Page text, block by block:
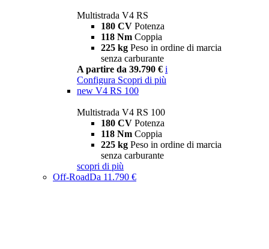
Multistrada V4 RS
180 CV Potenza
118 Nm Coppia
225 kg Peso in ordine di marcia
senza carburante
A partire da 39.790 € i
Configura Scopri di più
new V4 RS 100
Multistrada V4 RS 100
180 CV Potenza
118 Nm Coppia
225 kg Peso in ordine di marcia
senza carburante
scopri di più
Off-RoadDa 11.790 €